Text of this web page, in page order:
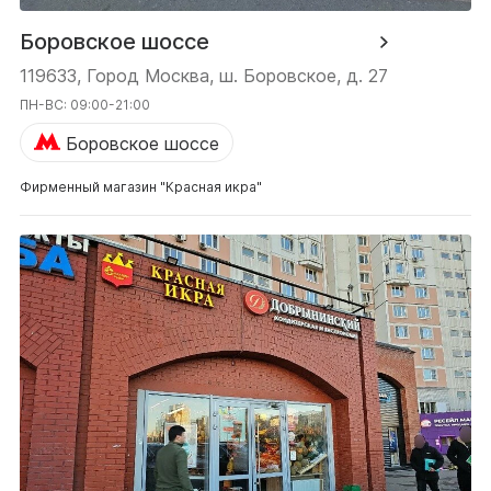
Боровское шоссе
119633, Город Москва, ш. Боровское, д. 27
ПН-ВС: 09:00-21:00
Боровское шоссе
Фирменный магазин "Красная икра"